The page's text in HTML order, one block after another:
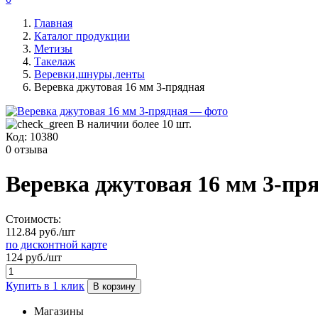
Главная
Каталог продукции
Метизы
Такелаж
Веревки,шнуры,ленты
Веревка джутовая 16 мм 3-прядная
В наличии более 10 шт.
Код: 10380
0 отзыва
Веревка джутовая 16 мм 3-
Стоимость:
112.84 руб./шт
по дисконтной карте
124 руб./шт
Купить в 1 клик В корзину
Магазины